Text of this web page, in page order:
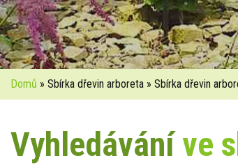
Domů » Sbírka dřevin arboreta » Sbírka dřevin
Vyhledáváníve